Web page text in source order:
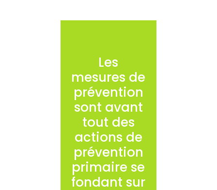
Les
mesures de
prévention
sont avant
tout des
actions de
prévention
primaire se
fondant sur